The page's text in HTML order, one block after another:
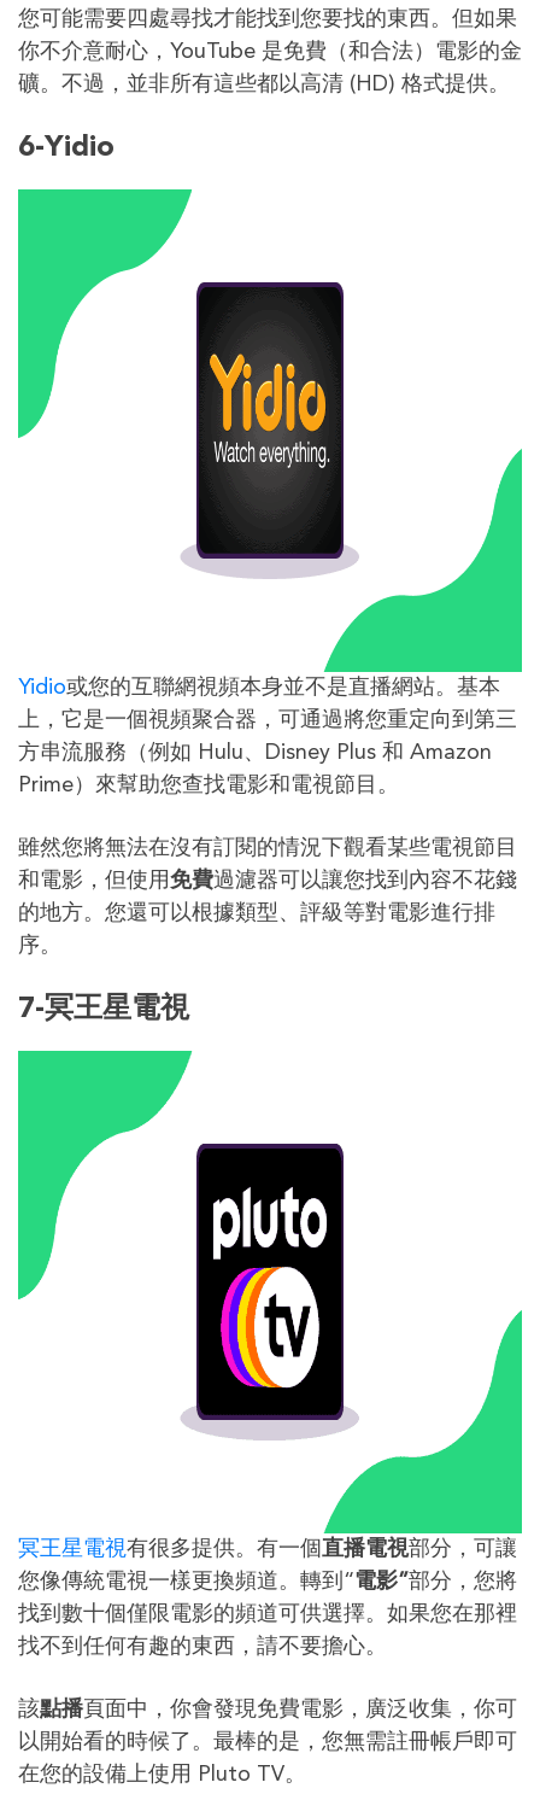
您可能需要四處尋找才能找到您要找的東西。但如果
你不介意耐心，YouTube 是免費（和合法）電影的金
礦。不過，並非所有這些都以高清 (HD) 格式提供。
6-Yidio
Yidio或您的互聯網視頻本身並不是直播網站。基本
上，它是一個視頻聚合器，可通過將您重定向到第三
方串流服務（例如 Hulu、Disney Plus 和 Amazon
Prime）來幫助您查找電影和電視節目。
雖然您將無法在沒有訂閱的情況下觀看某些電視節目
和電影，但使用免費過濾器可以讓您找到內容不花錢
的地方。您還可以根據類型、評級等對電影進行排
序。
7-冥王星電視
冥王星電視有很多提供。有一個直播電視部分，可讓
您像傳統電視一樣更換頻道。轉到“電影”部分，您將
找到數十個僅限電影的頻道可供選擇。如果您在那裡
找不到任何有趣的東西，請不要擔心。
該點播頁面中，你會發現免費電影，廣泛收集，你可
以開始看的時候了。最棒的是，您無需註冊帳戶即可
在您的設備上使用 Pluto TV。